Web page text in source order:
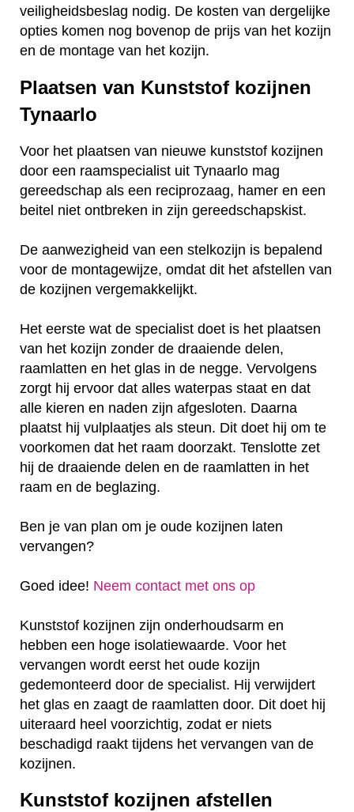
veiligheidsbeslag nodig. De kosten van dergelijke
opties komen nog bovenop de prijs van het kozijn
en de montage van het kozijn.
Plaatsen van Kunststof kozijnen
Tynaarlo
Voor het plaatsen van nieuwe kunststof kozijnen
door een raamspecialist uit Tynaarlo mag
gereedschap als een reciprozaag, hamer en een
beitel niet ontbreken in zijn gereedschapskist.
De aanwezigheid van een stelkozijn is bepalend
voor de montagewijze, omdat dit het afstellen van
de kozijnen vergemakkelijkt.
Het eerste wat de specialist doet is het plaatsen
van het kozijn zonder de draaiende delen,
raamlatten en het glas in de negge. Vervolgens
zorgt hij ervoor dat alles waterpas staat en dat
alle kieren en naden zijn afgesloten. Daarna
plaatst hij vulplaatjes als steun. Dit doet hij om te
voorkomen dat het raam doorzakt. Tenslotte zet
hij de draaiende delen en de raamlatten in het
raam en de beglazing.
Ben je van plan om je oude kozijnen laten
vervangen?
Goed idee! Neem contact met ons op
Kunststof kozijnen zijn onderhoudsarm en
hebben een hoge isolatiewaarde. Voor het
vervangen wordt eerst het oude kozijn
gedemonteerd door de specialist. Hij verwijdert
het glas en zaagt de raamlatten door. Dit doet hij
uiteraard heel voorzichtig, zodat er niets
beschadigd raakt tijdens het vervangen van de
kozijnen.
Kunststof kozijnen afstellen